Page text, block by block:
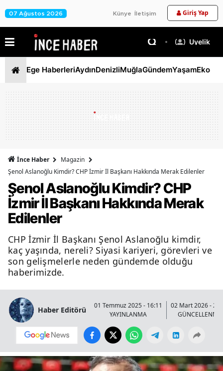
07 Ağustos 2026 Künye İletişim Giriş Yap
Üyelik
Ege HaberleriAydınDenizliMuğlaGündemYaşam
İnce Haber
Magazin
Şenol Aslanoğlu Kimdir? CHP İzmir İl Başkanı Hakkında Merak Edilenler
Şenol Aslanoğlu Kimdir? CHP
İzmir İl Başkanı Hakkında Merak
Edilenler
CHP İzmir İl Başkanı Şenol Aslanoğlu kimdir,
kaç yaşında, nereli? Siyasi kariyeri, görevleri ve
son gelişmelerle neden gündemde olduğu
haberimizde.
Haber Editörü
01 Temmuz 2025 - 16:11
YAYINLANMA
02 Mart 2026 -
GÜNCELLENME